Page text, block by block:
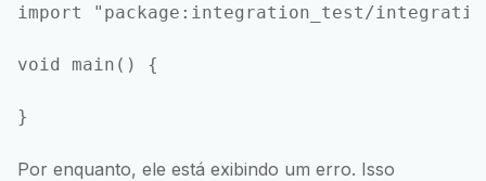
import "package:integration_test/
void main() {
Por enquanto, ele está exibindo um erro. Isso